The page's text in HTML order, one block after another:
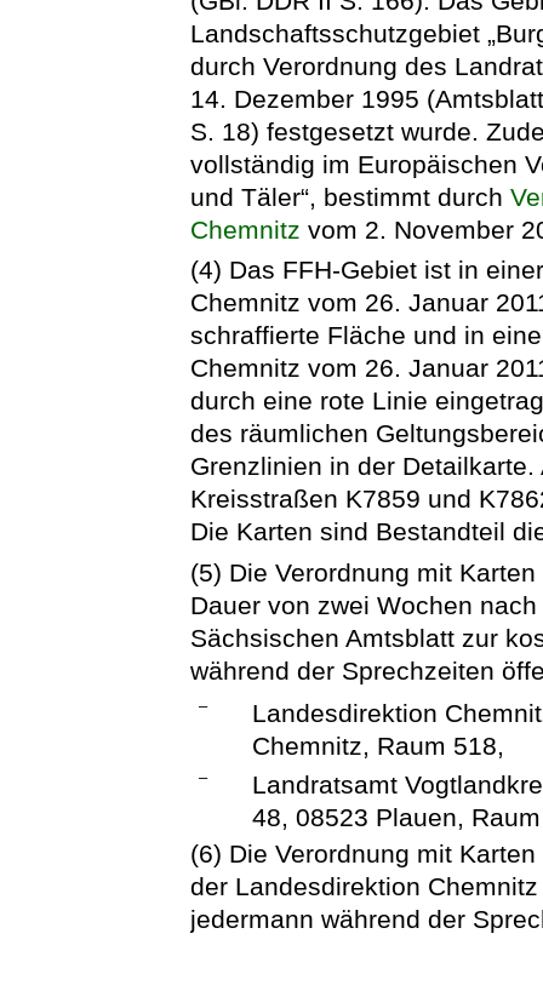
Landschaftsschutzgebiet
durch Verordnung des
14. Dezember 1995
S. 18) festgesetzt wurde.
vollständig im Europäischen
und Täler“, bestimmt durch
Chemnitz vom 2. November
(4) Das FFH-Gebiet ist in
Chemnitz vom 26. Januar
schraffierte Fläche und in
Chemnitz vom 26. Januar
durch eine rote Linie
des räumlichen
Grenzlinien in der
Kreisstraßen K7859 und
Die Karten sind Bestandteil
(5) Die Verordnung mit
Dauer von zwei Wochen
Sächsischen Amtsblatt zur
während der Sprechzeiten
–
Landesdirektion
Chemnitz, Raum 518,
–
Landratsamt
48, 08523 Plauen,
(6) Die Verordnung mit
der Landesdirektion
jedermann während der